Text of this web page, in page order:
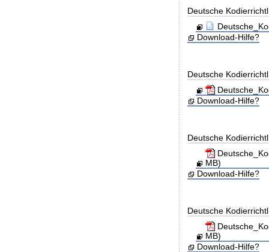
Deutsche
Download-Hilfe?
Deutsche
Download-Hilfe?
Deutsche
MB)
Download-Hilfe?
Deutsche
MB)
Download-Hilfe?